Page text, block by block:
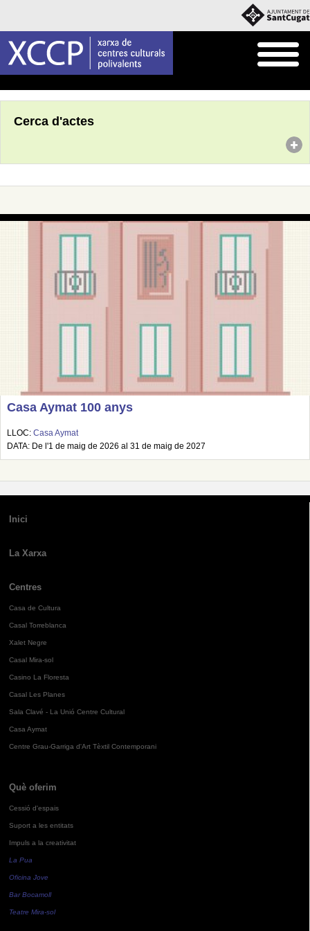
Cerca d'actes
Casa Aymat 100 anys
LLOC: Casa Aymat
DATA: De l'1 de maig de 2026 al 31 de maig de 2027
Inici
La Xarxa
Centres
Casa de Cultura
Casal Torreblanca
Xalet Negre
Casal Mira-sol
Casino La Floresta
Casal Les Planes
Sala Clavé - La Unió Centre Cultural
Casa Aymat
Centre Grau-Garriga d'Art Tèxtil Contemporani
Què oferim
Cessió d'espais
Suport a les entitats
Impuls a la creativitat
La Pua
Oficina Jove
Bar Bocamoll
Teatre Mira-sol